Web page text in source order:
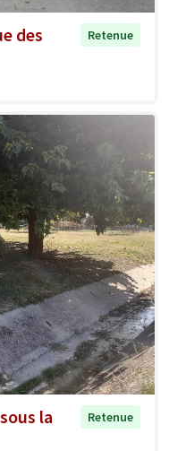
des
Retenue
la
Retenue